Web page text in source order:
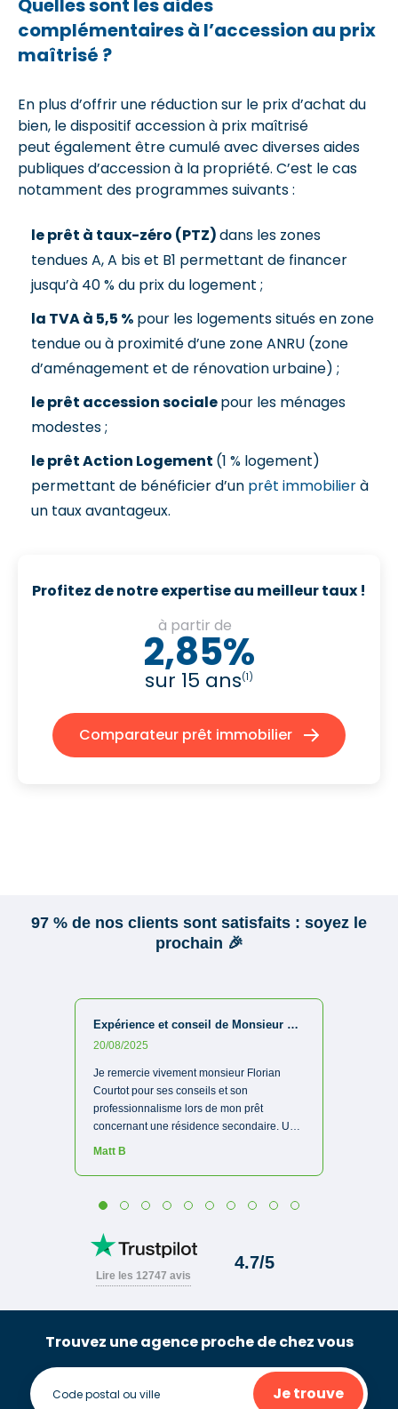
Quelles sont les aides
complémentaires à l’accession au prix
maîtrisé ?
En plus d’offrir une réduction sur le prix d’achat du
bien, le dispositif accession à prix maîtrisé
peut également être cumulé avec diverses aides
publiques d’accession à la propriété. C’est le cas
notamment des programmes suivants :
le prêt à taux-zéro (PTZ)dans les zones
tendues A, A bis et B1 permettant de financer
jusqu’à 40 % du prix du logement ;
la TVA à 5,5 % pour les logements situés en zone
tendue ou à proximité d’une zone ANRU (zone
d’aménagement et de rénovation urbaine) ;
le prêt accession socialepour les ménages
modestes ;
le prêt Action Logement (1 % logement)
permettant de bénéficier d’un prêt immobilierà
un taux avantageux.
Profitez de notre expertise au meilleur taux !
à partir de
2,85%
sur 15 ans(1)
Comparateur prêt immobilier
Trouvez une agence proche de chez vous
Je trouve